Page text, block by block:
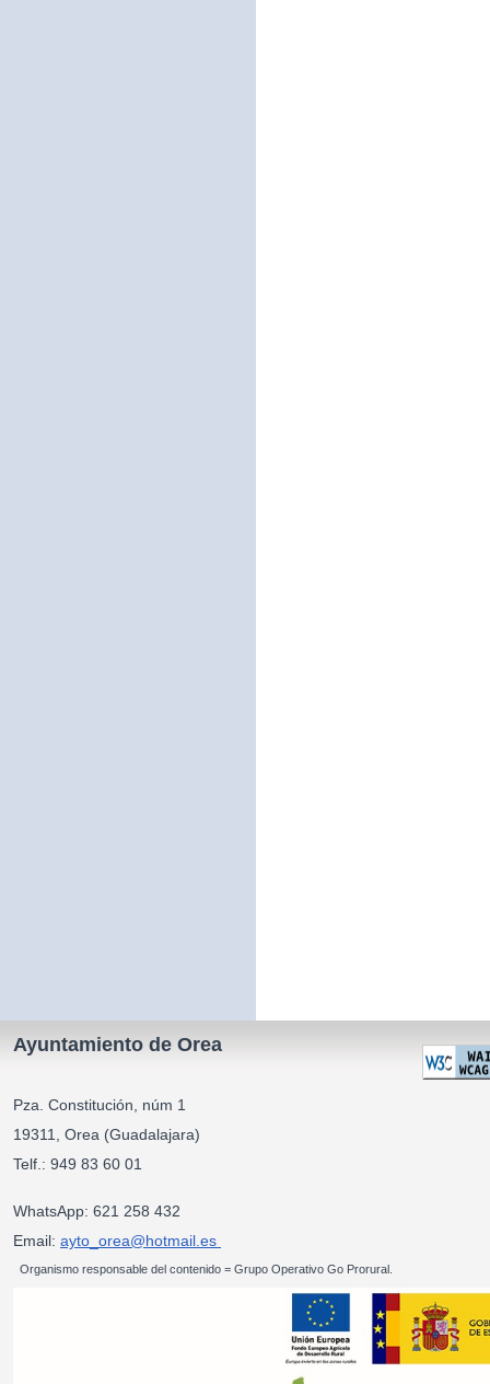
Ayuntamiento de Orea
Pza. Constitución, núm 1
19311, Orea (Guadalajara)
Telf.: 949 83 60 01
WhatsApp: 621 258 432
Email: ayto_orea@hotmail.es
Organismo responsable del contenido = Grupo Operativo Go Prorural.